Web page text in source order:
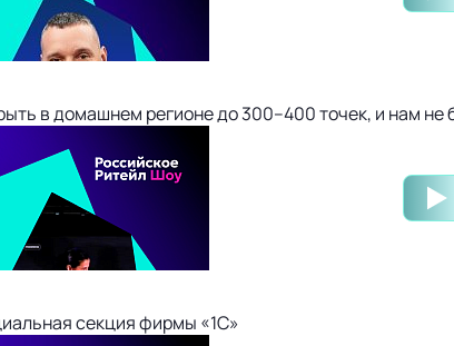
в домашнем регионе до 300–400 точек, и нам не
секция фирмы «1С»